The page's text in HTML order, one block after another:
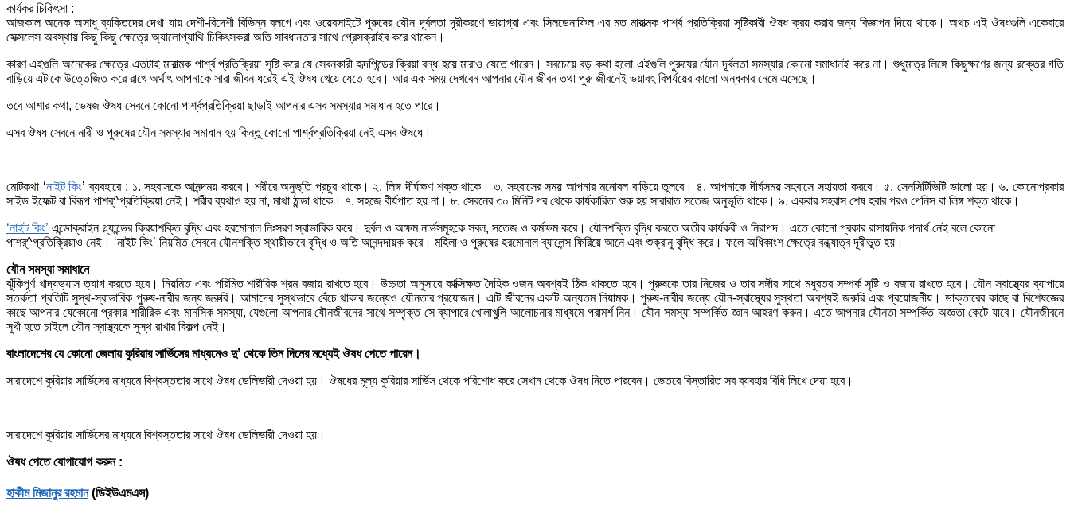
কার্যকর চিকিৎসা :
আজকাল অনেক অসাধু ব্যক্তিদের দেখা যায় দেশী-বিদেশী বিভিন্ন ব্লগে এবং ওয়েবসাইটে পুরুষের যৌন দূর্বলতা দূরীকরণে ভায়াগ্রা এবং সিলডেনাফিল এর মত মারাত্মক পার্শ্ব প্রতিক্রিয়া সৃষ্টিকারী ঔষধ ক্রয় করার জন্য বিজ্ঞাপন দিয়ে থাকে। অথচ এই ঔষধগুলি একেবারে
সেক্সলেস অবস্থায় কিছু কিছু ক্ষেত্রে অ্যালোপ্যাথি চিকিৎসকরা অতি সাবধানতার সাথে প্রেসক্রাইব করে থাকেন।
কারণ এইগুলি অনেকের ক্ষেত্রে এতটাই মারাত্মক পার্শ্ব প্রতিক্রিয়া সৃষ্টি করে যে সেবনকারী হৃদপিন্ডের ক্রিয়া বন্ধ হয়ে মারাও যেতে পারেন। সবচেয়ে বড় কথা হলো এইগুলি পুরুষের যৌন দূর্বলতা সমস্যার কোনো সমাধানই করে না। শুধুমাত্র লিঙ্গে কিছুক্ষণের জন্য রক্তের গতি
বাড়িয়ে এটাকে উত্তেজিত করে রাখে অর্থাৎ আপনাকে সারা জীবন ধরেই এই ঔষধ খেয়ে যেতে হবে। আর এক সময় দেখবেন আপনার যৌন জীবন তথা পুরু জীবনেই ভয়াবহ বিপর্যয়ের কালো অন্ধকার নেমে এসেছে।
তবে আশার কথা, ভেষজ ঔষধ সেবনে কোনো পার্শ্বপ্রতিক্রিয়া ছাড়াই আপনার এসব সমস্যার সমাধান হতে পারে।
এসব ঔষধ সেবনে নারী ও পুরুষের যৌন সমস্যার সমাধান হয় কিন্তু কোনো পার্শ্বপ্রতিক্রিয়া নেই এসব ঔষধে।
মোটকথা ‘নাইট কিং’ ব্যবহারে : ১. সহবাসকে আনন্দময় করবে। শরীরে অনুভূতি প্রচুর থাকে। ২. লিঙ্গ দীর্ঘক্ষণ শক্ত থাকে। ৩. সহবাসের সময় আপনার মনোবল বাড়িয়ে তুলবে। ৪. আপনাকে দীর্ঘসময় সহবাসে সহায়তা করবে। ৫. সেনসিটিভিটি ভালো হয়। ৬. কোনোপ্রকার
সাইড ইফেক্ট বা বিরূপ পাশর্^প্রতিক্রিয়া নেই। শরীর ব্যথাও হয় না, মাথা ঠান্ডা থাকে। ৭. সহজে বীর্যপাত হয় না। ৮. সেবনের ৩০ মিনিট পর থেকে কার্যকারিতা শুরু হয় সারারাত সতেজ অনুভূতি থাকে। ৯. একবার সহবাস শেষ হবার পরও পেনিস বা লিঙ্গ শক্ত থাকে।
‘নাইট কিং’ এন্ডোক্রাইন গ্ল্যান্ডের ক্রিয়াশক্তি বৃদ্ধি এবং হরমোনাল নিঃসরণ স্বাভাবিক করে। দুর্বল ও অক্ষম নার্ভসমূহকে সবল, সতেজ ও কর্মক্ষম করে। যৌনশক্তি বৃদ্ধি করতে অতীব কার্যকরী ও নিরাপদ। এতে কোনো প্রকার রাসায়নিক পদার্থ নেই বলে কোনো
পাশর্^প্রতিক্রিয়াও নেই। ‘নাইট কিং’ নিয়মিত সেবনে যৌনশক্তি স্থায়ীভাবে বৃদ্ধি ও অতি আনন্দদায়ক করে। মহিলা ও পুরুষের হরমোনাল ব্যালেন্স ফিরিয়ে আনে এবং শুক্রানু বৃদ্ধি করে। ফলে অধিকাংশ ক্ষেত্রে বন্ধ্যাত্ব দূরীভূত হয়।
যৌন সমস্যা সমাধানে
ঝুঁকিপূর্ণ খাদ্যভ্যাস ত্যাগ করতে হবে। নিয়মিত এবং পরিমিত শারীরিক শ্রম বজায় রাখতে হবে। উচ্চতা অনুসারে কাক্সিক্ষত দৈহিক ওজন অবশ্যই ঠিক থাকতে হবে। পুরুষকে তার নিজের ও তার সঙ্গীর সাথে মধুরতর সম্পর্ক সৃষ্টি ও বজায় রাখতে হবে। যৌন স্বাস্থ্যের ব্যাপারে
সতর্কতা প্রতিটি সুস্থ-স্বাভাবিক পুরুষ-নারীর জন্য জরুরি। আমাদের সুস্থভাবে বেঁচে থাকার জন্যেও যৌনতার প্রয়োজন। এটি জীবনের একটি অন্যতম নিয়ামক। পুরুষ-নারীর জন্যে যৌন-স্বাস্থ্যের সুস্থতা অবশ্যই জরুরি এবং প্রয়োজনীয়। ডাক্তারের কাছে বা বিশেষজ্ঞের
কাছে আপনার যেকোনো প্রকার শারীরিক এবং মানসিক সমস্যা, যেগুলো আপনার যৌনজীবনের সাথে সম্পৃক্ত সে ব্যাপারে খোলাখুলি আলোচনার মাধ্যমে পরামর্শ নিন। যৌন সমস্যা সম্পর্কিত জ্ঞান আহরণ করুন। এতে আপনার যৌনতা সম্পর্কিত অজ্ঞতা কেটে যাবে। যৌনজীবনে
সুখী হতে চাইলে যৌন স্বাস্থ্যকে সুস্থ রাখার বিকল্প নেই।
বাংলাদেশের যে কোনো জেলায় কুরিয়ার সার্ভিসের মাধ্যমেও দু’ থেকে তিন দিনের মধ্যেই ঔষধ পেতে পারেন।
সারাদেশে কুরিয়ার সার্ভিসের মাধ্যমে বিশ্বস্ততার সাথে ঔষধ ডেলিভারী দেওয়া হয়। ঔষধের মূল্য কুরিয়ার সার্ভিস থেকে পরিশোধ করে সেখান থেকে ঔষধ নিতে পারবেন। ভেতরে বিস্তারিত সব ব্যবহার বিধি লিখে দেয়া হবে।
সারাদেশে কুরিয়ার সার্ভিসের মাধ্যমে বিশ্বস্ততার সাথে ঔষধ ডেলিভারী দেওয়া হয়।
ঔষধ পেতে যোগাযোগ করুন :
হাকীম মিজানুর রহমান(ডিইউএমএস)